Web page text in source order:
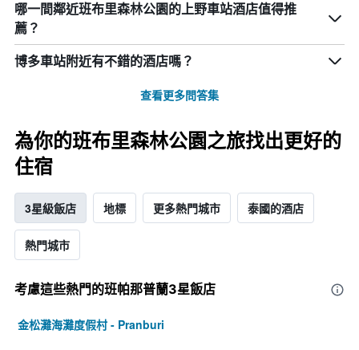
哪一間鄰近班布里森林公園的上野車站酒店值得推
薦？
博多車站附近有不錯的酒店嗎？
查看更多問答集
為你的班布里森林公園之旅找出更好的
住宿
3星級飯店 地標 更多熱門城市 泰國的酒店
熱門城市
考慮這些熱門的班帕那普蘭3星​飯店
金松灘海灘度假村 - Pranburi